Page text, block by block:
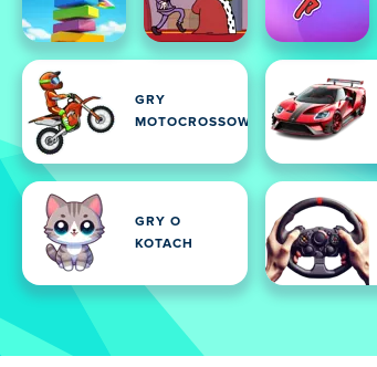
GRY
MOTOCROSSOWE
GRY O
KOTACH